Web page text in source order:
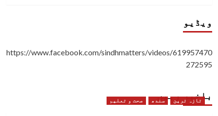
ویڈیو
https://www.facebook.com/sindhmatters/videos/619957470
272595
باخبر رہیں
تازہ ترین سندھ صحت و تعلیم